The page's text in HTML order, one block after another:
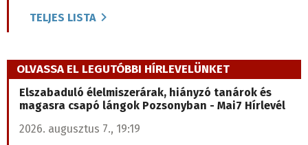
TELJES LISTA
OLVASSA EL LEGUTÓBBI HÍRLEVELÜNKET
Elszabaduló élelmiszerárak, hiányzó tanárok és
magasra csapó lángok Pozsonyban - Mai7 Hírlevél
2026. augusztus 7., 19:19